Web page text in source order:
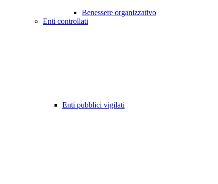
Benessere organizzativo
Enti controllati
Enti pubblici vigilati